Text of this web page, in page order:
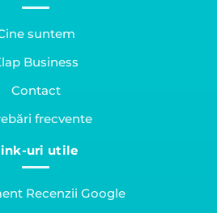
suntem
Business
Contact
frecvente
uri utile
Recenzii Google